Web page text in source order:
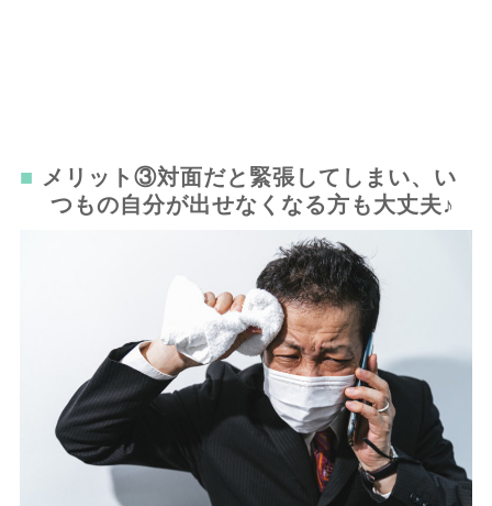
メリット③対面だと緊張してしまい、い
つもの自分が出せなくなる方も大丈夫♪